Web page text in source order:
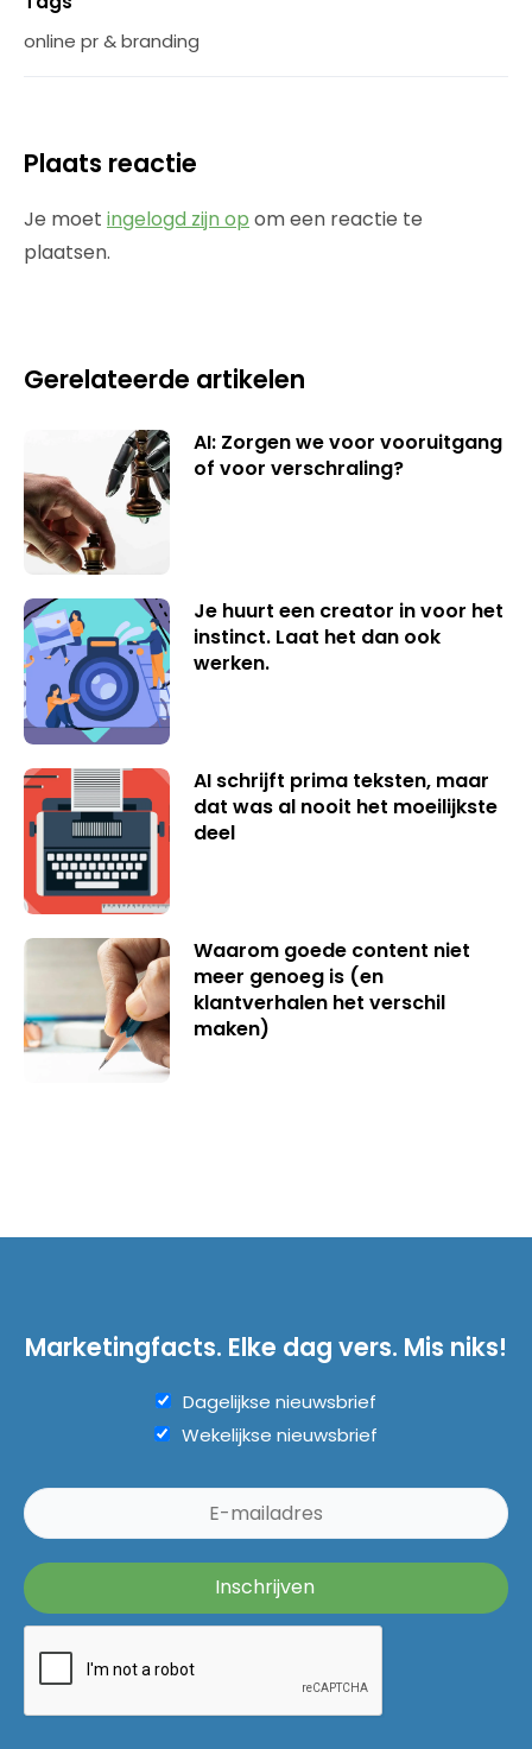
online pr & branding
Plaats reactie
Je moet ingelogd zijn op om een reactie te
plaatsen.
Gerelateerde artikelen
AI: Zorgen we voor vooruitgang
of voor verschraling?
Je huurt een creator in voor het
instinct. Laat het dan ook
werken.
AI schrijft prima teksten, maar
dat was al nooit het moeilijkste
deel
Waarom goede content niet
meer genoeg is (en
klantverhalen het verschil
maken)
Marketingfacts. Elke dag vers. Mis niks!
Dagelijkse nieuwsbrief
Wekelijkse nieuwsbrief